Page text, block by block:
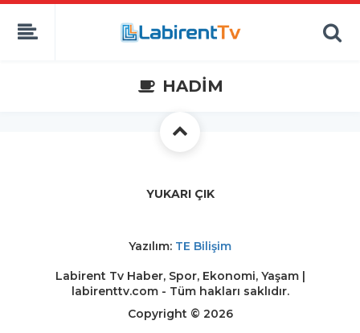
HADİM
YUKARI ÇIK
Yazılım: TE Bilişim
Labirent Tv Haber, Spor, Ekonomi, Yaşam |
labirenttv.com - Tüm hakları saklıdır.
Copyright © 2026